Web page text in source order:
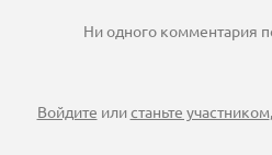
Ни одного комментария
Войдите илистаньте участником